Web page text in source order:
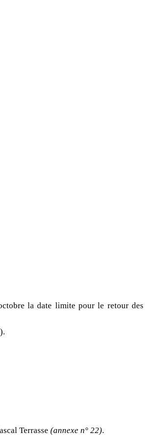
la date limite pour le retour des
).
Terrasse (annexe n° 22).